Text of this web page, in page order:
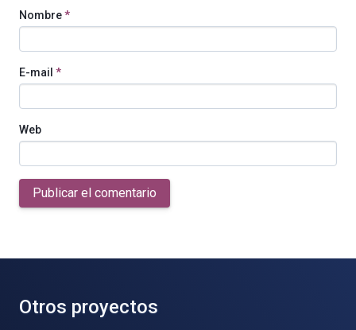
Nombre*
E-mail *
Web
Publicar el comentario
Otros proyectos